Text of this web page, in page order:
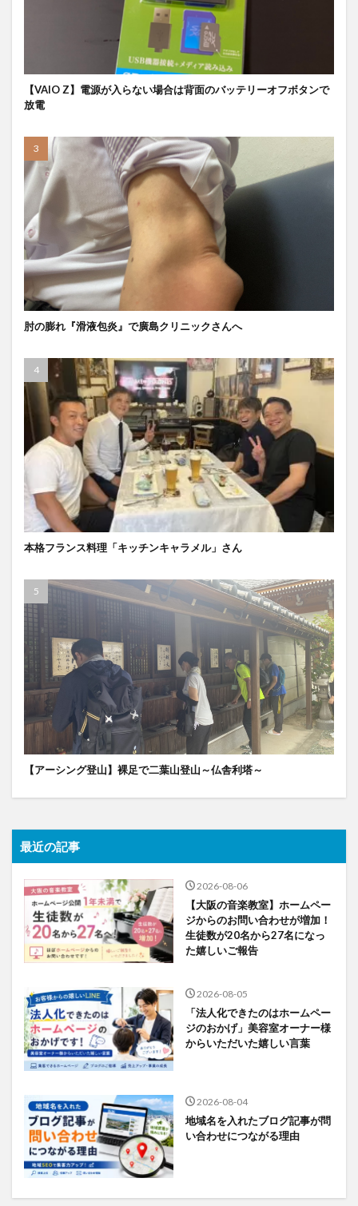
【VAIO Z】電源が入らない場合は背面のバッテリーオフボタンで
放電
肘の膨れ『滑液包炎』で廣島クリニックさんへ
本格フランス料理「キッチンキャラメル」さん
【アーシング登山】裸足で二葉山登山～仏舎利塔～
最近の記事
2026-08-06
【大阪の音楽教室】ホームペー
ジからのお問い合わせが増加！
生徒数が20名から27名になっ
た嬉しいご報告
2026-08-05
「法人化できたのはホームペー
ジのおかげ」美容室オーナー様
からいただいた嬉しい言葉
2026-08-04
地域名を入れたブログ記事が問
い合わせにつながる理由